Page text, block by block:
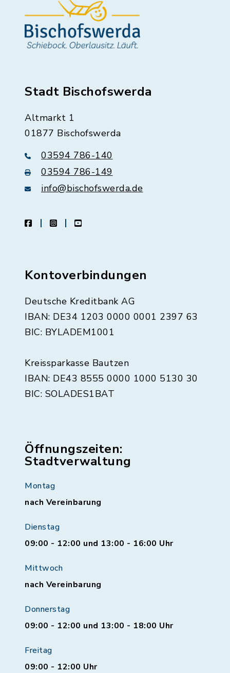
Stadt Bischofswerda
Altmarkt 1
01877 Bischofswerda
03594 786-140
03594 786-149
info@bischofswerda.de
facebookinstagramyoutube
Kontoverbindungen
Deutsche Kreditbank AG
IBAN: DE34 1203 0000 0001 2397 63
BIC: BYLADEM1001
Kreissparkasse Bautzen
IBAN: DE43 8555 0000 1000 5130 30
BIC: SOLADES1BAT
Öffnungszeiten:
Stadtverwaltung
Montag
nach Vereinbarung
Dienstag
09:00 - 12:00 und 13:00 - 16:00 Uhr
Mittwoch
nach Vereinbarung
Donnerstag
09:00 - 12:00 und 13:00 - 18:00 Uhr
Freitag
09:00 - 12:00 Uhr